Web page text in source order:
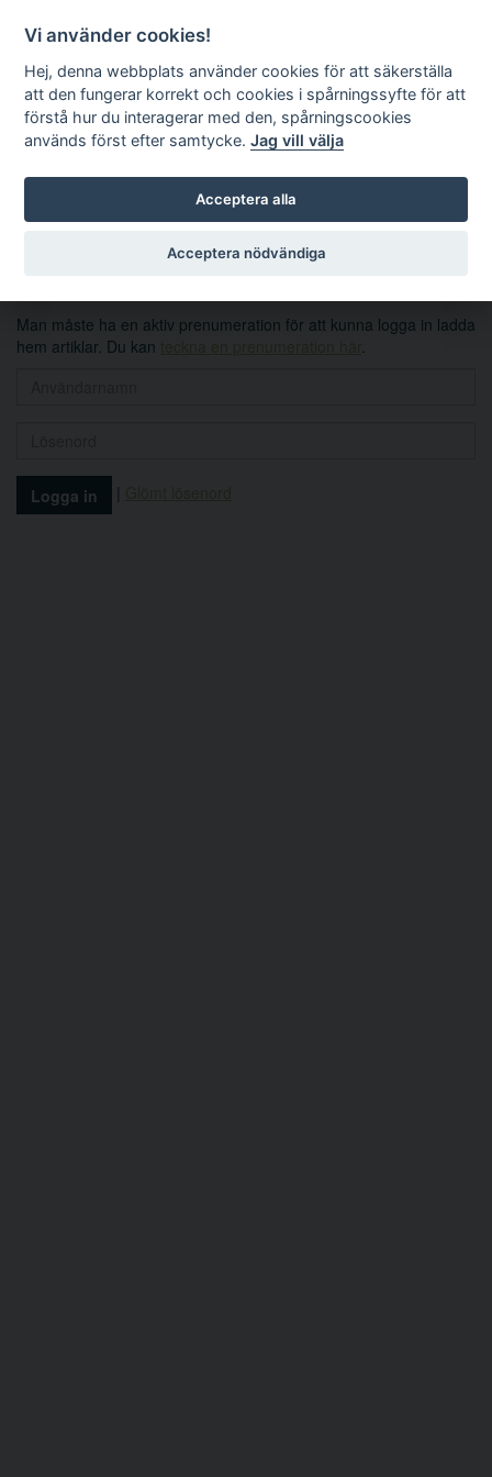
Sök
Logga in
Man måste ha en aktiv prenumeration för att kunna logga in ladda
hem artiklar. Du kan
|
Vi använder cookies!
Hej, denna webbplats använder cookies för att säkerställa
att den fungerar korrekt och cookies i spårningssyfte för att
förstå hur du interagerar med den, spårningscookies
används först efter samtycke.Jag vill välja
Acceptera alla
Acceptera nödvändiga